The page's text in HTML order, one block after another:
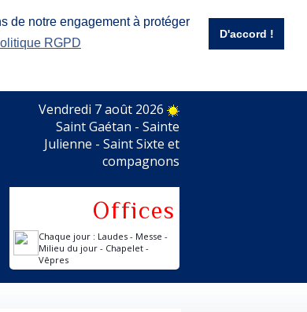
de notre engagement à protéger
RGPD
D'accord !
Vendredi 7 août 2026
Saint Gaétan - Sainte
Julienne - Saint Sixte et
compagnons
Offices
Chaque jour : Laudes - Messe -
Milieu du jour - Chapelet -
Vêpres